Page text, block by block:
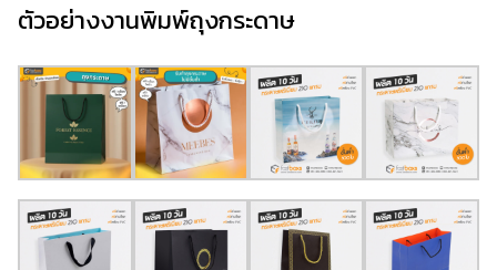
ตัวอย่างงานพิมพ์ถุงกระดาษ